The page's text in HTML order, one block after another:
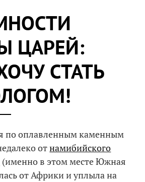
ЦАРЕЙ:
СТАТЬ
по оплавленным каменным
отнамибийского
(именно в этом месте Южная
от Африки и уплыла на